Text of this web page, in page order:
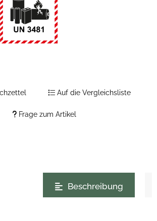
Frage zum Artikel
Auf die Vergleichsliste
Beschreibung